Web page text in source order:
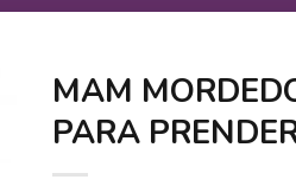
MAM
PARA